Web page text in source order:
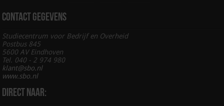
Contact gegevens
Studiecentrum voor Bedrijf en Overheid
Postbus 845
5600 AV Eindhoven
Tel. 040 - 2 974 980
klant@sbo.nl
www.sbo.nl
Direct naar: